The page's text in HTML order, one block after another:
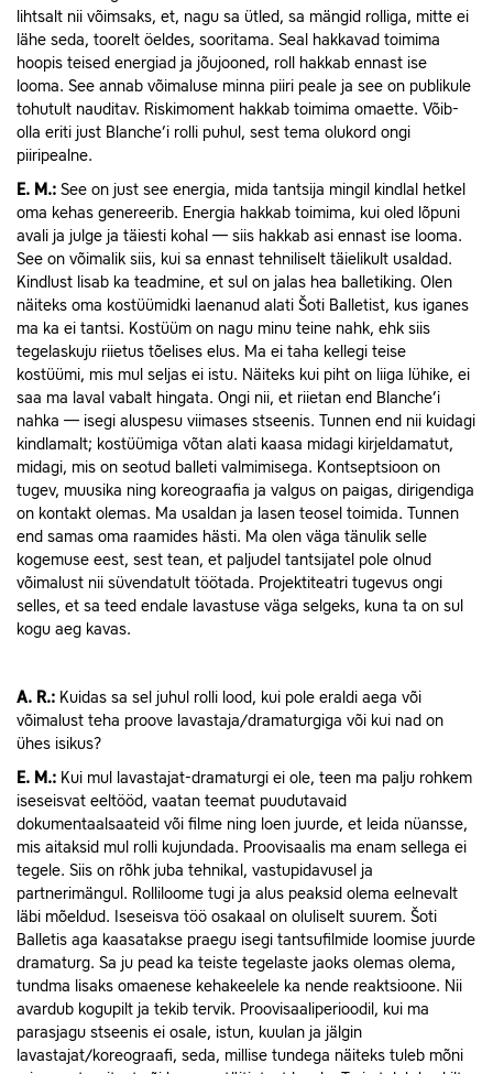
lihtsalt nii võimsaks, et, nagu sa ütled, sa mängid rolliga, mitte ei
lähe seda, toorelt öeldes, sooritama. Seal hakkavad toimima
hoopis teised energiad ja jõujooned, roll hakkab ennast ise
looma. See annab võimaluse minna piiri peale ja see on publikule
tohutult nauditav. Riskimoment hakkab toimima omaette. Võib-
olla eriti just Blanche’i rolli puhul, sest tema olukord ongi
piiripealne.
E. M.: See on just see energia, mida tantsija mingil kindlal hetkel
oma kehas genereerib. Energia hakkab toimima, kui oled lõpuni
avali ja julge ja täiesti kohal — siis hakkab asi ennast ise looma.
See on võimalik siis, kui sa ennast tehniliselt täielikult usaldad.
Kindlust lisab ka teadmine, et sul on jalas hea balletiking. Olen
näiteks oma kostüümidki laenanud alati Šoti Balletist, kus iganes
ma ka ei tantsi. Kostüüm on nagu minu teine nahk, ehk siis
tegelaskuju riietus tõelises elus. Ma ei taha kellegi teise
kostüümi, mis mul seljas ei istu. Näiteks kui piht on liiga lühike, ei
saa ma laval vabalt hingata. Ongi nii, et riietan end Blanche’i
nahka — isegi aluspesu viimases stseenis. Tunnen end nii kuidagi
kindlamalt; kostüümiga võtan alati kaasa midagi kirjeldamatut,
midagi, mis on seotud balleti valmimisega. Kontseptsioon on
tugev, muusika ning koreograafia ja valgus on paigas, dirigendiga
on kontakt olemas. Ma usaldan ja lasen teosel toimida. Tunnen
end samas oma raamides hästi. Ma olen väga tänulik selle
kogemuse eest, sest tean, et paljudel tantsijatel pole olnud
võimalust nii süvendatult töötada. Projektiteatri tugevus ongi
selles, et sa teed endale lavastuse väga selgeks, kuna ta on sul
kogu aeg kavas.
A. R.: Kuidas sa sel juhul rolli lood, kui pole eraldi aega või
võimalust teha proove lavastaja/dramaturgiga või kui nad on
ühes isikus?
E. M.: Kui mul lavastajat-dramaturgi ei ole, teen ma palju rohkem
iseseisvat eeltööd, vaatan teemat puudutavaid
dokumentaalsaateid või filme ning loen juurde, et leida nüansse,
mis aitaksid mul rolli kujundada. Proovisaalis ma enam sellega ei
tegele. Siis on rõhk juba tehnikal, vastupidavusel ja
partnerimängul. Rolliloome tugi ja alus peaksid olema eelnevalt
läbi mõeldud. Iseseisva töö osakaal on oluliselt suurem. Šoti
Balletis aga kaasatakse praegu isegi tantsufilmide loomise juurde
dramaturg. Sa ju pead ka teiste tegelaste jaoks olemas olema,
tundma lisaks omaenese kehakeelele ka nende reaktsioone. Nii
avardub kogupilt ja tekib tervik. Proovisaaliperioodil, kui ma
parasjagu stseenis ei osale, istun, kuulan ja jälgin
lavastajat/koreograafi, seda, millise tundega näiteks tuleb mõni